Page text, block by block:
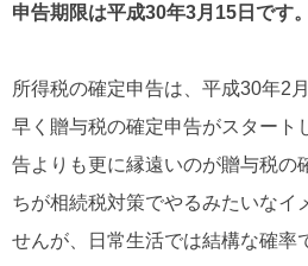
申告期限は平成30年3月15日です。
所得税の確定申告は、平成30年2
早く贈与税の確定申告がスタート
告よりも更に縁遠いのが贈与税の
ちが相続税対策でやるみたいなイ
せんが、日常生活では結構な確率